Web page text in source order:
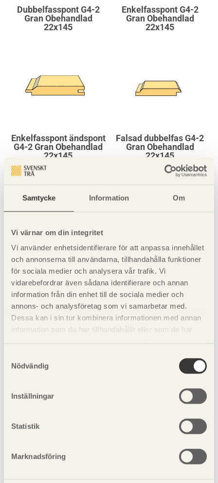
Samtycke Information Om
Vi värnar om din integritet
Vi använder enhetsidentifierare för att anpassa innehållet
och annonserna till användarna, tillhandahålla funktioner
för sociala medier och analysera vår trafik. Vi
vidarebefordrar även sådana identifierare och annan
information från din enhet till de sociala medier och
annons- och analysföretag som vi samarbetar med.
Dessa kan i sin tur kombinera informationen med annan
information som du har tillhandahållit eller som de har
Nödvändig
Inställningar
Statistik
Marknadsföring
Dubbelfasspont G4-2
Gran Obehandlad
22x145
Enkelfasspont G4-2
Gran Obehandlad
22x145
Enkelfasspont ändspont
G4-2 Gran Obehandlad
22x145
Falsad dubbelfas G4-2
Gran Obehandlad
22x145
Falsad enkelfas G4-2
Gran Obehandlad
22x145
Falsad enkelfas
ändspont G4-2 Gran
Obehandlad 22x145
Falsad spårpanel med
Falsad spårpanel med
fasade kanter G4-2 Gran